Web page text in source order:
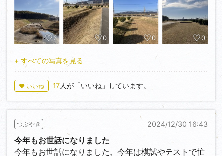
評価★★★★☆
楠葉台場は勝海舟が幕府に命ぜられて築かれた台場で
す。その後は薩長同盟により、この地域は新政府軍に
攻められ、新政府軍の砲台の高浜台場から攻撃を受
け、終いには新政府軍に占拠されてしまいました。
本駅は京都府ですが、楠葉台場は大阪府にあります。
さらに近くは東海道が通っています。砲台は京都方面
から攻めてくる敵に反撃するために作られたようです
が、実際にはその役割は果たせず…
縄張りとしては稜堡式の砲台となっており、土塁や堀
が良好な状態で残っていました。また発掘調査では瓦
も多く見つかっており、建物が立っていたことも明ら
かになりました。
3 0 0 0
+ すべての写真を見る
♥ いいね 17人が「いいね」しています。
2024/12/30 16:43
つぶやき
今年もお世話になりました
今年もお世話になりました。今年は模試やテストで忙